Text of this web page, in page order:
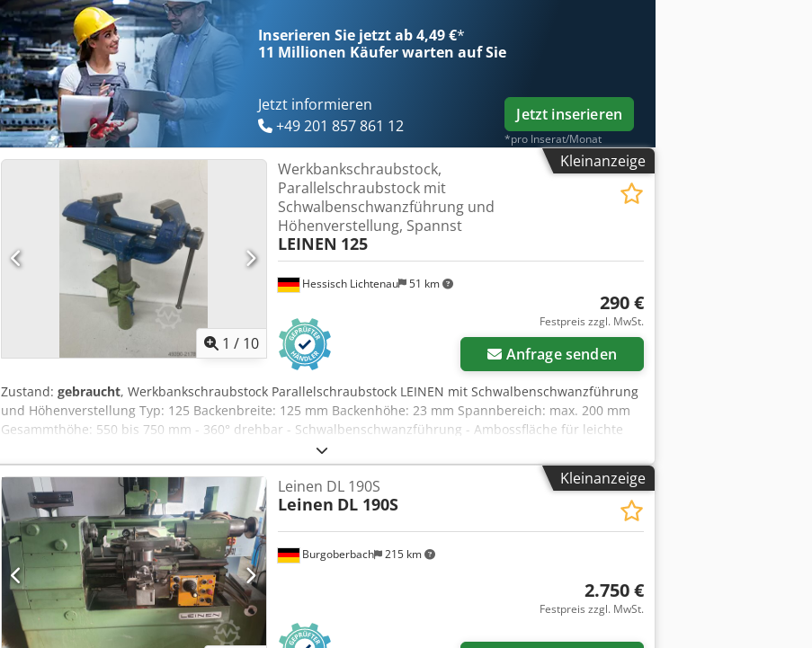
Inserieren Sie jetzt ab 4,49 €*
11 Millionen Käufer warten auf Sie
Jetzt informieren
+49 201 857 861 12
Jetzt inserieren
*pro Inserat/Monat
Kleinanzeige
1 / 10
Hessisch Lichtenau 51 km
Werkbankschraubstock,
Parallelschraubstock mit
Schwalbenschwanzführung und
Höhenverstellung, Spannst
LEINEN 125
290 €
Festpreis zzgl. MwSt.
Anfrage senden
Zustand: gebraucht, Werkbankschraubstock Parallelschraubstock LEINEN mit Schwalbenschwanzführung
und Höhenverstellung Typ: 125 Backenbreite: 125 mm Backenhöhe: 23 mm Spannbereich: max. 200 mm
Gesammthöhe: 550 bis 750 mm - 360° drehbar - Schwalbenschwanzführung - Ambossfläche für leichte
Richtarbeiten - ca. 200 mm Höhenverstellung ohne Liftsystem Gewicht: 44,5 kg Csdpfx Apey E T Dysbjrf
guter Zustand
Kleinanzeige
Burgoberbach 215 km
Leinen DL 190S
Leinen DL 190S
2.750 €
Festpreis zzgl. MwSt.